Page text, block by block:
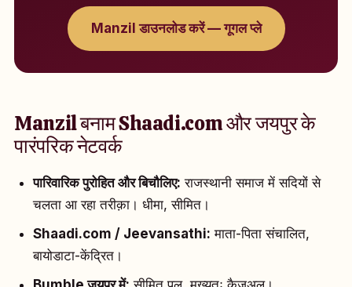
Manzil डाउनलोड करें — गूगल प्ले
Manzil बनाम Shaadi.com और जयपुर के
पारंपरिक नेटवर्क
पारिवारिक पुरोहित और बिचौलिए: राजस्थानी समाज में सदियों से
चलता आ रहा तरीक़ा। धीमा, सीमित।
Shaadi.com / Jeevansathi: माता-पिता संचालित,
बायोडाटा-केंद्रित।